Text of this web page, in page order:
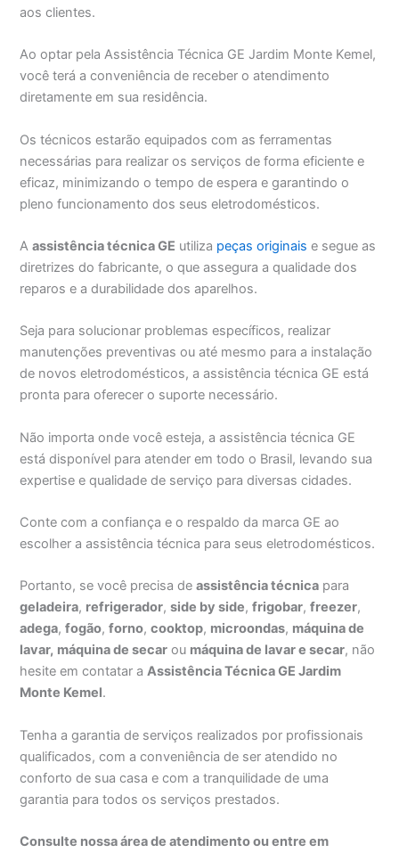
aos clientes.
Ao optar pela Assistência Técnica GE Jardim Monte Kemel,
você terá a conveniência de receber o atendimento
diretamente em sua residência.
Os técnicos estarão equipados com as ferramentas
necessárias para realizar os serviços de forma eficiente e
eficaz, minimizando o tempo de espera e garantindo o
pleno funcionamento dos seus eletrodomésticos.
Aassistência técnica GE utiliza peças originais e segue as
diretrizes do fabricante, o que assegura a qualidade dos
reparos e a durabilidade dos aparelhos.
Seja para solucionar problemas específicos, realizar
manutenções preventivas ou até mesmo para a instalação
de novos eletrodomésticos, a assistência técnica GE está
pronta para oferecer o suporte necessário.
Não importa onde você esteja, a assistência técnica GE
está disponível para atender em todo o Brasil, levando sua
expertise e qualidade de serviço para diversas cidades.
Conte com a confiança e o respaldo da marca GE ao
escolher a assistência técnica para seus eletrodomésticos.
Portanto, se você precisa deassistência técnica para
geladeira, refrigerador,side by side,frigobar,freezer,
adega,fogão,forno,cooktop, microondas, máquina de
lavar, máquina de secar ou máquina de lavar e secar, não
hesite em contatar aAssistência Técnica GE Jardim
Monte Kemel.
Tenha a garantia de serviços realizados por profissionais
qualificados, com a conveniência de ser atendido no
conforto de sua casa e com a tranquilidade de uma
garantia para todos os serviços prestados.
Consulte nossa área de atendimento ou entre em